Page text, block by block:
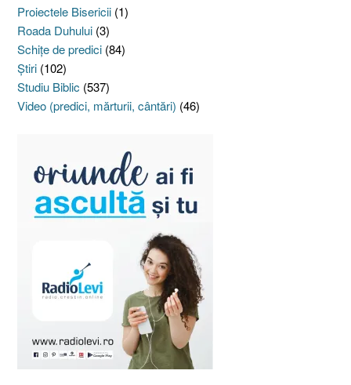
Proiectele Bisericii (1)
Roada Duhului (3)
Schiţe de predici (84)
Ştiri (102)
Studiu Biblic (537)
Video (predici, mărturii, cântări) (46)